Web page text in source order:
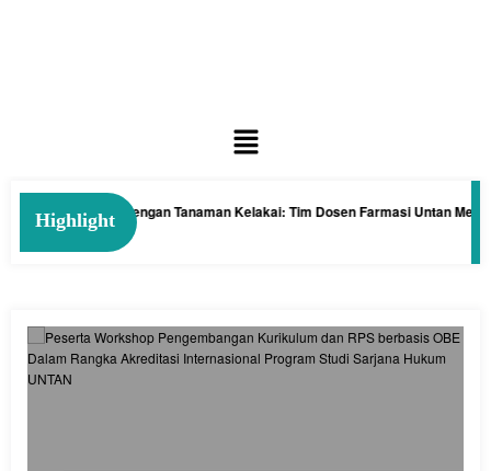
Highlight
Cegah Anemia dengan Tanaman Kelakai: Tim Dosen Farmasi Untan
August 4, 2026